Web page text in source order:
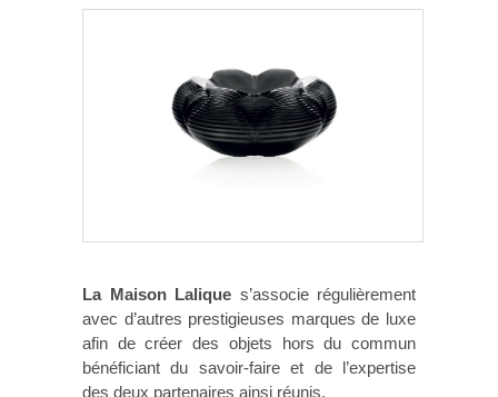
La Maison Lalique s’associe régulièrement
avec d’autres prestigieuses marques de luxe
afin de créer des objets hors du commun
bénéficiant du savoir-faire et de l’expertise
des deux partenaires ainsi réunis.